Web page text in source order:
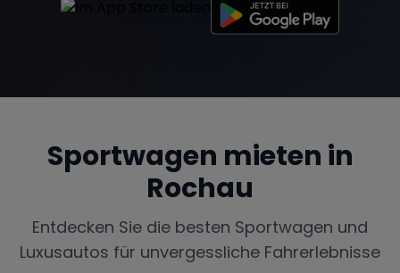
Sportwagen mieten in
Rochau
Entdecken Sie die besten Sportwagen und
Luxusautos für unvergessliche Fahrerlebnisse